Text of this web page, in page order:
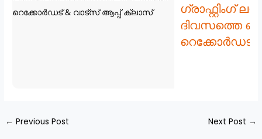
ഗ്രാഫ്റ്റിംഗ്
ദിവസത്തെ
റെക്കോർഡട്
← Previous Post Next Post →